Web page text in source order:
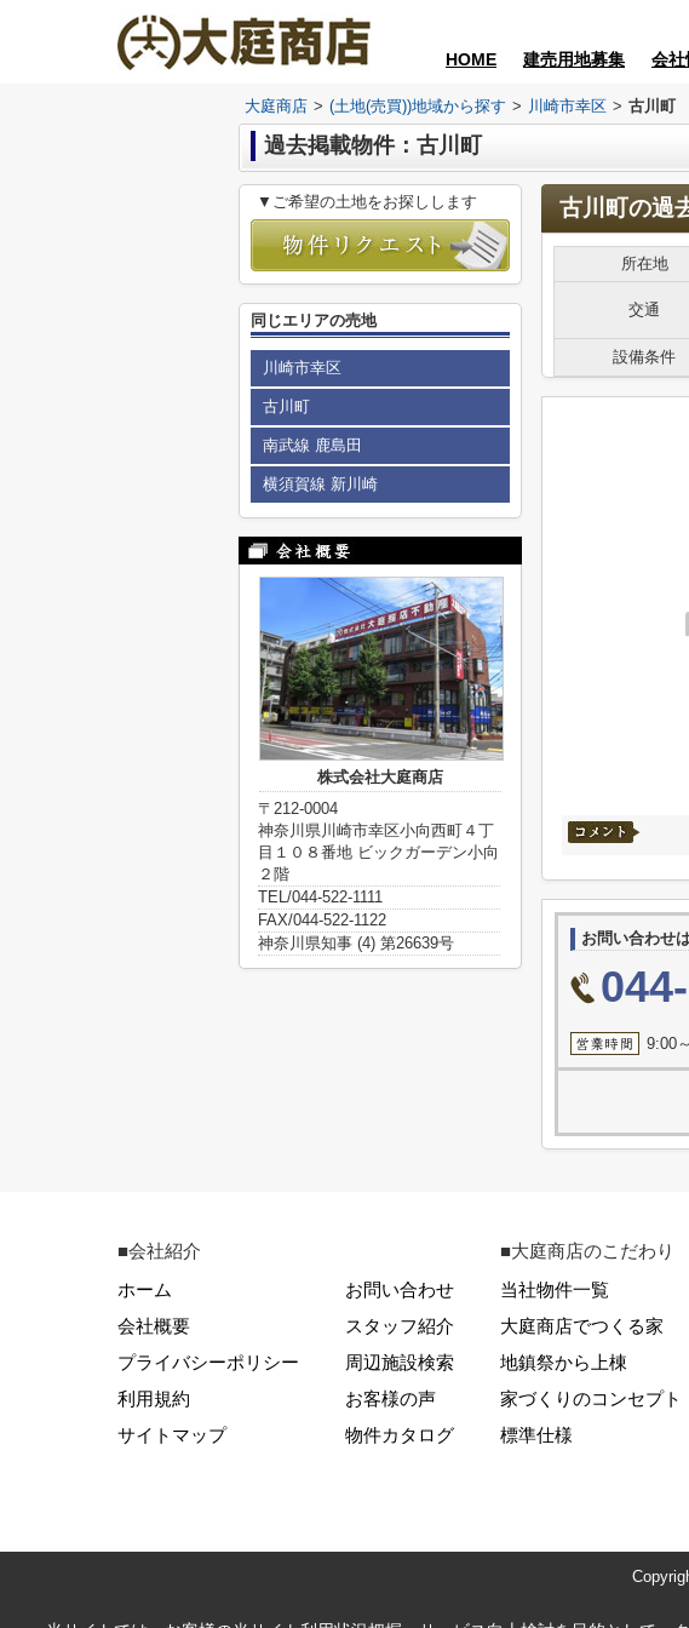
HOME 建売用地募集 会社
大庭商店 > (土地(売買))地域から探す > 川崎市幸区 > 古川町
過去掲載物件：古川町
古川町の過
所在地
交通
設備条件
お問い合わせ
9:00
▼ご希望の土地をお探しします
同じエリアの売地
川崎市幸区
古川町
南武線 鹿島田
横須賀線 新川崎
株式会社大庭商店
〒212-0004
神奈川県川崎市幸区小向西町４丁
目１０８番地 ビックガーデン小向
２階
TEL/044-522-1111
FAX/044-522-1122
神奈川県知事 (4) 第26639号
■会社紹介
ホーム
会社概要
プライバシーポリシー
利用規約
サイトマップ
お問い合わせ
スタッフ紹介
周辺施設検索
お客様の声
物件カタログ
■大庭商店のこだわり
当社物件一覧
大庭商店でつくる家
地鎮祭から上棟
家づくりのコンセプト
標準仕様